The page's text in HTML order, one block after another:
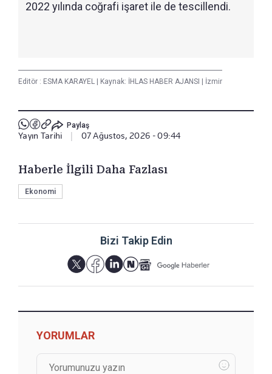
2022 yılında coğrafi işaret ile de tescillendi.
Editör : ESMA KARAYEL Kaynak: İHLAS HABER AJANSI İzmir
Paylaş
Yayın Tarihi 07 Ağustos, 2026 - 09:44
Haberle İlgili Daha Fazlası
Ekonomi
Bizi Takip Edin
YORUMLAR